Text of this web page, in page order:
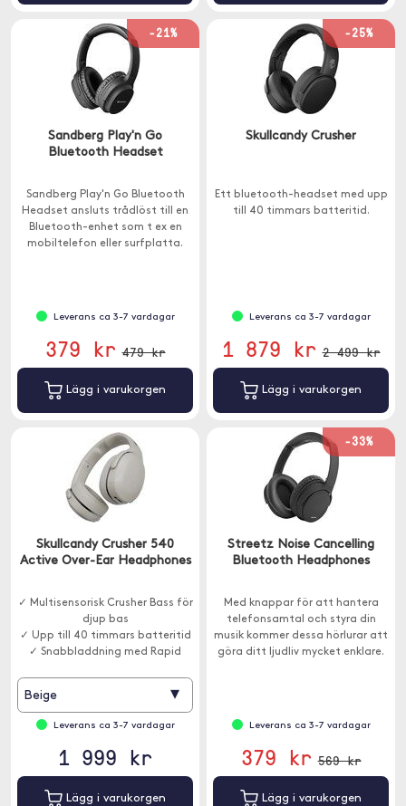
-21%
Sandberg Play'n Go
Bluetooth Headset
Sandberg Play'n Go Bluetooth
Headset ansluts trådlöst till en
Bluetooth-enhet som t ex en
mobiltelefon eller surfplatta.
Leverans ca 3-7 vardagar
379 kr 479 kr
Lägg i varukorgen
-25%
Skullcandy Crusher
Ett bluetooth-headset med upp
till 40 timmars batteritid.
Leverans ca 3-7 vardagar
1 879 kr 2 499 kr
Lägg i varukorgen
Skullcandy Crusher 540
Active Over-Ear Headphones
✓ Multisensorisk Crusher Bass för
djup bas
✓ Upp till 40 timmars batteritid
✓ Snabbladdning med Rapid
Beige ▾
Leverans ca 3-7 vardagar
1 999 kr
Lägg i varukorgen
-33%
Streetz Noise Cancelling
Bluetooth Headphones
Med knappar för att hantera
telefonsamtal och styra din
musik kommer dessa hörlurar att
göra ditt ljudliv mycket enklare.
Leverans ca 3-7 vardagar
379 kr 569 kr
Lägg i varukorgen